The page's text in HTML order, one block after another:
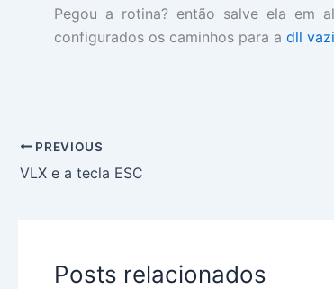
Pegou a rotina? então salve ela em
configurados os caminhos para a dll
PREVIOUS
VLX e a tecla ESC
Posts relacionados